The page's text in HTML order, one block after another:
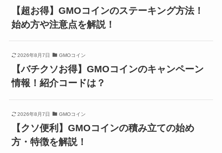
【超お得】GMOコインのステーキング方法！
始め方や注意点を解説！
2026年8月7日 GMOコイン
【バチクソお得】GMOコインのキャンペーン
情報！紹介コードは？
2026年8月7日 GMOコイン
【クソ便利】GMOコインの積み立ての始め
方・特徴を解説！